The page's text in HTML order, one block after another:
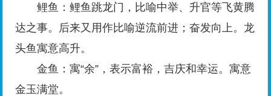
鲤鱼：鲤鱼跳龙门，比喻中举、升官等飞黄腾
达之事。后来又用作比喻逆流前进；奋发向上。龙
头鱼寓意高升。
金鱼：寓“余”，表示富裕，吉庆和幸运。寓意
金玉满堂。